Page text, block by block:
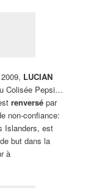
LUCIAN
Colisée Pepsi…
renversé par
non-confiance:
Islanders, est
but dans la
à